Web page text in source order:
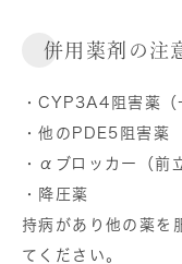
併用薬剤の注
・CYP3A4阻害薬（
・他のPDE5阻害薬
・αブロッカー（前
・降圧薬
持病があり他の薬を
てください。